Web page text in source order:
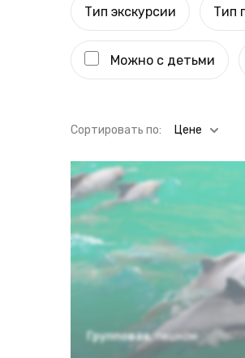
Тип экскурсии Тип
Можно с детьми
Cортировать по: Цене
Групповая, пешком